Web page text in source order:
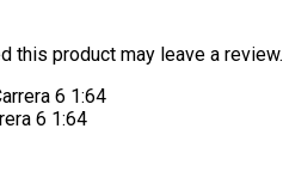
this product may leave a review.
6 1:64